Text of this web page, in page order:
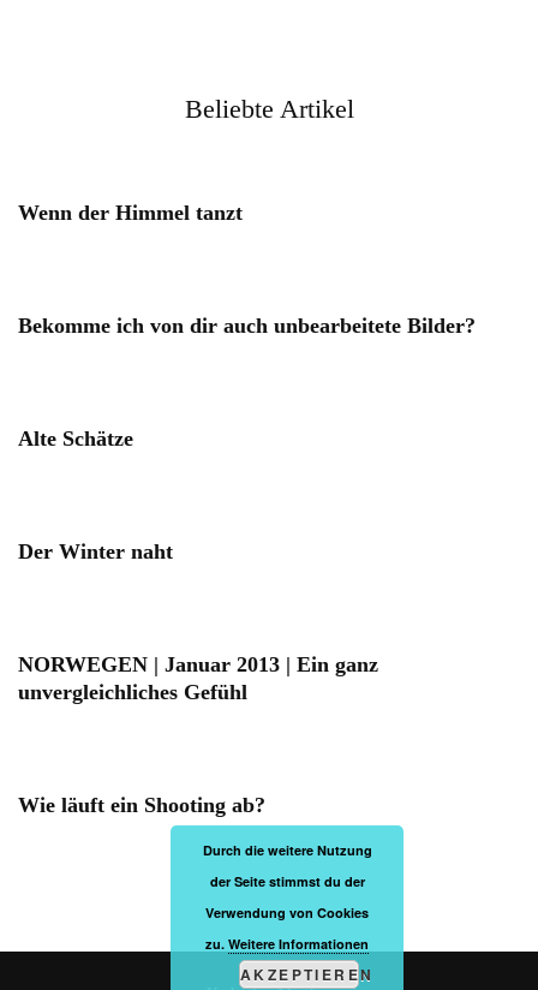
Beliebte Artikel
Wenn der Himmel tanzt
Bekomme ich von dir auch unbearbeitete Bilder?
Alte Schätze
Der Winter naht
NORWEGEN | Januar 2013 | Ein ganz
unvergleichliches Gefühl
Wie läuft ein Shooting ab?
Durch die weitere Nutzung
der Seite stimmst du der
Verwendung von Cookies
zu. Weitere Informationen
AKZEPTIEREN